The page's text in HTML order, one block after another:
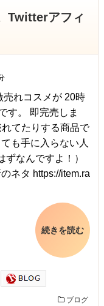
Twitterアフィ
売れコスメが 20時
す。 即完売しま
てたりする商品で
も手に入らない人
ずなんですよ！）
ネタ https://item.ra
続きを読む
ブログ